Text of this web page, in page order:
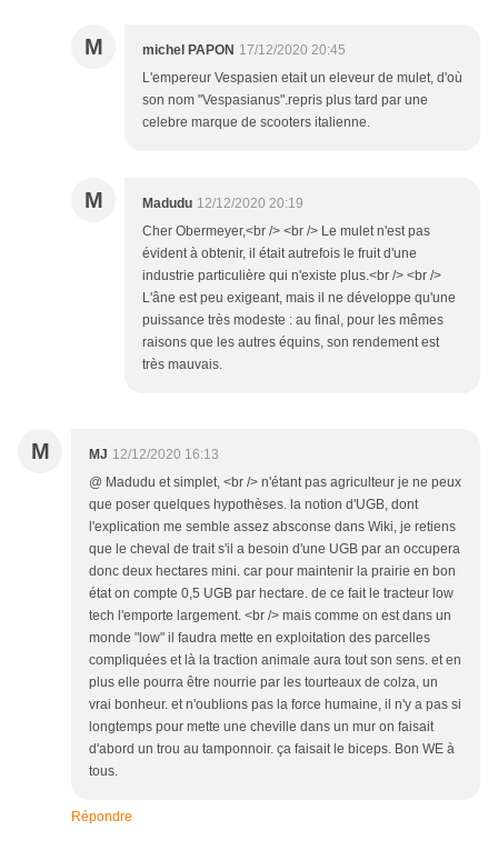
M michel PAPON 17/12/2020 20:45
L'empereur Vespasien etait un eleveur de mulet, d'où
son nom "Vespasianus".repris plus tard par une
celebre marque de scooters italienne.
M Madudu 12/12/2020 20:19
Cher Obermeyer,<br /> <br /> Le mulet n'est pas
évident à obtenir, il était autrefois le fruit d'une
industrie particulière qui n'existe plus.<br /> <br />
L'âne est peu exigeant, mais il ne développe qu'une
puissance très modeste : au final, pour les mêmes
raisons que les autres équins, son rendement est
très mauvais.
M MJ 12/12/2020 16:13
@ Madudu et simplet, <br /> n'étant pas agriculteur je ne peux
que poser quelques hypothèses. la notion d'UGB, dont
l'explication me semble assez absconse dans Wiki, je retiens
que le cheval de trait s'il a besoin d'une UGB par an occupera
donc deux hectares mini. car pour maintenir la prairie en bon
état on compte 0,5 UGB par hectare. de ce fait le tracteur low
tech l'emporte largement. <br /> mais comme on est dans un
monde "low" il faudra mette en exploitation des parcelles
compliquées et là la traction animale aura tout son sens. et en
plus elle pourra être nourrie par les tourteaux de colza, un
vrai bonheur. et n'oublions pas la force humaine, il n'y a pas si
longtemps pour mette une cheville dans un mur on faisait
d'abord un trou au tamponnoir. ça faisait le biceps. Bon WE à
tous.
Répondre